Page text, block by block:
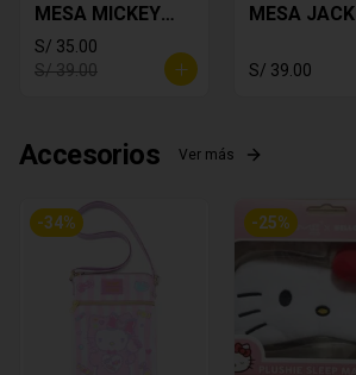
MESA MICKEY
PLOMO
S/ 35.00
S/ 39.00
MESA JACK
S/ 39.00
Accesorios Ver más
-34% -25%